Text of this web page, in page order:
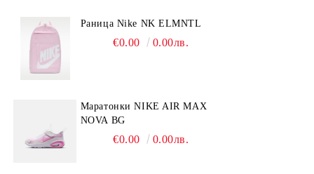
Раница Nike NK ELMNTL
€0.00 0.00лв.
Mаратонки NIKE AIR MAX
NOVA BG
€0.00 0.00лв.